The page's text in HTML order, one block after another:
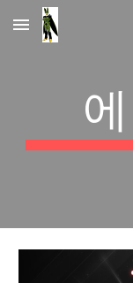
Skip to main content